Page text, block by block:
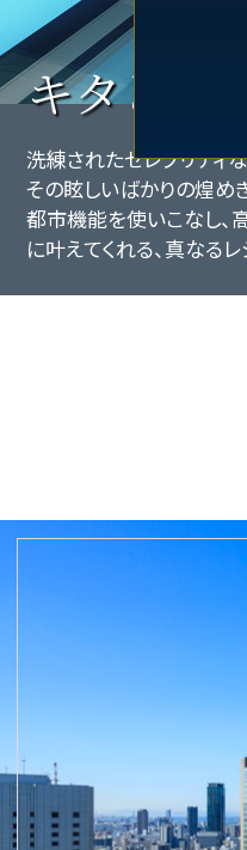
キタとミ
洗練されたセレブリティ
その眩しいばかりの煌め
都市機能を使いこなし、
に叶えてくれる、真なる